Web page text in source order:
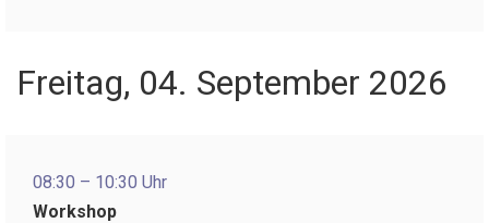
Freitag, 04. September 2026
08:30 – 10:30 Uhr
Workshop